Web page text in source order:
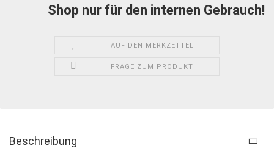
Shop nur für den internen Gebrauch!
AUF DEN MERKZETTEL
FRAGE ZUM PRODUKT
Beschreibung